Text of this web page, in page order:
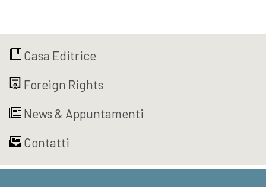
era:
è:
Casa Editrice
Foreign Rights
News & Appuntamenti
Contatti